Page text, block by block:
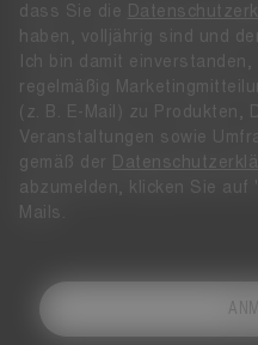
dass Sie die
haben, volljährig sind und
Ich bin damit einverstanden,
regelmäßig
(z. B. E-Mail) zu Produkten,
Veranstaltungen sowie
gemäß der
abzumelden, klicken Sie auf
Mails.